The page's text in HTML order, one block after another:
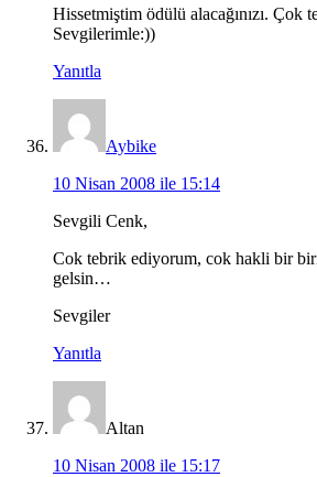
Hissetmiştim ödülü alacağınızı. Çok
Sevgilerimle:))
Yanıtla
Aybike
10 Nisan 2008 ile 15:14
Sevgili Cenk,
Cok tebrik ediyorum, cok hakli bir
gelsin…
Sevgiler
Yanıtla
Altan
10 Nisan 2008 ile 15:17